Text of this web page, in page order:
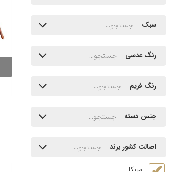
سبک
رنگ عدسی
رنگ فریم
جنس دسته
اصالت کشور برند
امریکا